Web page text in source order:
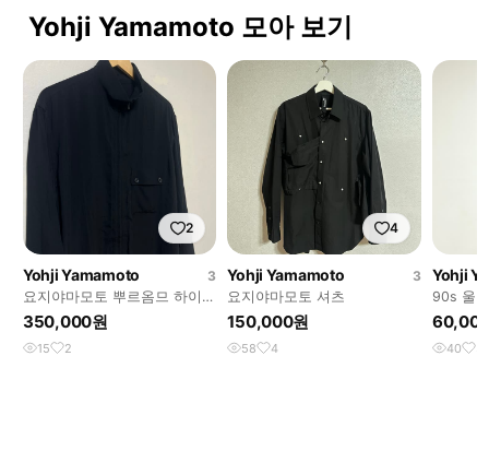
Yohji Yamamoto 모아 보기
2
Yohji Yamamoto
3
요지야마모토 뿌르옴므 하이넥
집업 롱셔츠 3사이즈
350,000원
15 2
4
Yohji Yamamoto
3
요지야마모토 셔츠
150,000원
58 4
Yohji
90s 울
40 3